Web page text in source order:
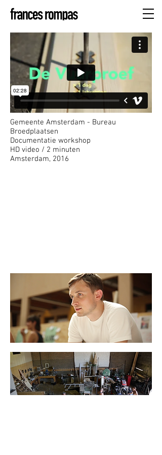
Gemeente Amsterdam - Bureau
Broedplaatsen
Documentatie workshop
HD video / 2 minuten
Amsterdam, 2016